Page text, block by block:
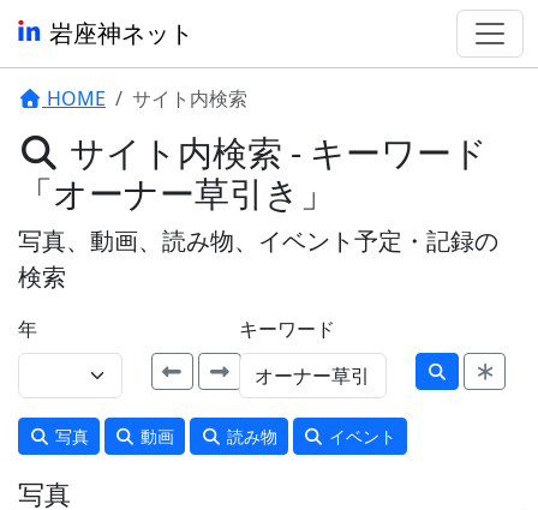
岩座神ネット
HOME サイト内検索
サイト内検索 - キーワード
「オーナー草引き」
写真、動画、読み物、イベント予定・記録の
検索
年 キーワード
写真 動画 読み物 イベント
写真